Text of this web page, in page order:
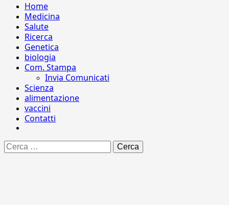
Home
Medicina
Salute
Ricerca
Genetica
biologia
Com. Stampa
Invia Comunicati
Scienza
alimentazione
vaccini
Contatti
Ricerca
per: